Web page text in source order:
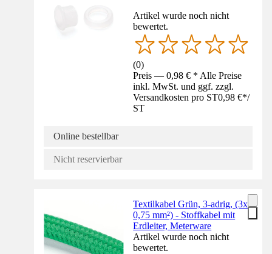
Artikel wurde noch nicht
bewertet.
(0)
Preis — 0,98 € * Alle Preise
inkl. MwSt. und ggf. zzgl.
Versandkosten pro ST0,98 €*/
ST
Online bestellbar
Nicht reservierbar
Textilkabel Grün, 3-adrig, (3x
0,75 mm²) - Stoffkabel mit
Erdleiter, Meterware
Artikel wurde noch nicht
bewertet.